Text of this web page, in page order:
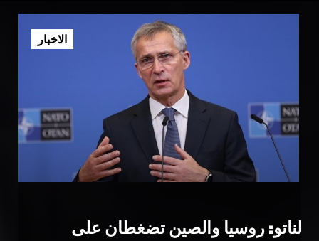
الناتو: روسيا والصين تضغطان على
الاخبار